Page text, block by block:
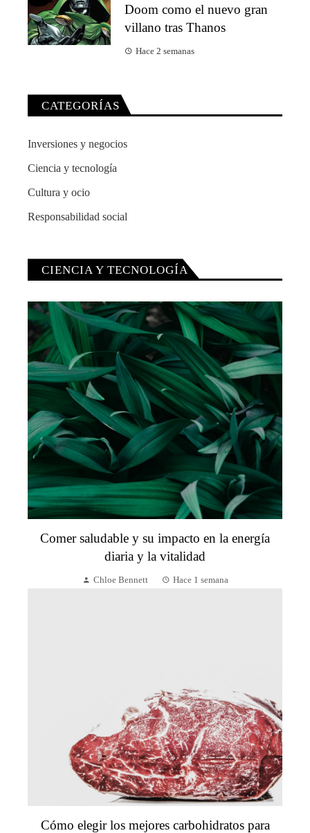
Doom como el nuevo gran
villano tras Thanos
Hace 2 semanas
CATEGORÍAS
Inversiones y negocios
Ciencia y tecnología
Cultura y ocio
Responsabilidad social
CIENCIA Y TECNOLOGÍA
Comer saludable y su impacto en la energía
diaria y la vitalidad
Chloe Bennett Hace 1 semana
Cómo elegir los mejores carbohidratos para